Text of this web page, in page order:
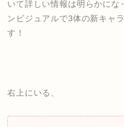
いて詳しい情報は明らかにな
ンビジュアルで3体の新キャ
す！
右上にいる、